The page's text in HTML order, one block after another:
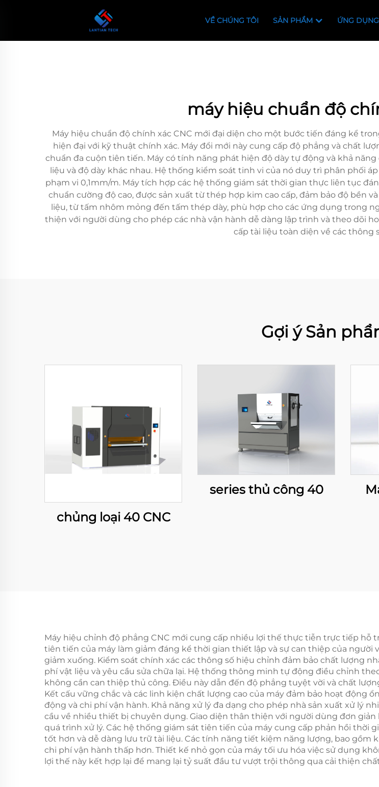
VỀ CHÚNG TÔI SẢN PHẨM ỨNG DỤNG
máy hiệu chuẩn độ
Máy hiệu chuẩn độ chính xác CNC mới đại diện cho một bước tiến đáng kể
hiện đại với kỹ thuật chính xác. Máy đổi mới này cung cấp độ phẳng và chất
chuẩn đa cuộn tiên tiến. Máy có tính năng phát hiện độ dày tự động và khả
liệu và độ dày khác nhau. Hệ thống kiểm soát tinh vi của nó duy trì phân phối
phạm vi 0,1mm/m. Máy tích hợp các hệ thống giám sát thời gian thực liên tục
chuẩn cường độ cao, được sản xuất từ thép hợp kim cao cấp, đảm bảo độ bền
liệu, từ tấm nhôm mỏng đến tấm thép dày, phù hợp cho các ứng dụng trong
thiện với người dùng cho phép các nhà vận hành dễ dàng lập trình và theo dõi
cấp tài liệu toàn diện về các thông
Gợi ý Sản
chủng loại 40 CNC
series thủ công 40
Máy hiệu chỉnh độ phẳng CNC mới cung cấp nhiều lợi thế thực tiễn trực tiếp hỗ
tiên tiến của máy làm giảm đáng kể thời gian thiết lập và sự can thiệp của người
giảm xuống. Kiểm soát chính xác các thông số hiệu chỉnh đảm bảo chất lượng
phí vật liệu và yêu cầu sửa chữa lại. Hệ thống thông minh tự động điều chỉnh
không cần can thiệp thủ công. Điều này dẫn đến độ phẳng tuyệt vời và chất
Kết cấu vững chắc và các linh kiện chất lượng cao của máy đảm bảo hoạt động
động và chi phí vận hành. Khả năng xử lý đa dạng cho phép nhà sản xuất xử lý
cầu về nhiều thiết bị chuyên dụng. Giao diện thân thiện với người dùng đơn giản
quá trình xử lý. Các hệ thống giám sát tiên tiến của máy cung cấp phản hồi thời
tốt hơn và dễ dàng lưu trữ tài liệu. Các tính năng tiết kiệm năng lượng, bao gồm
chi phí vận hành thấp hơn. Thiết kế nhỏ gọn của máy tối ưu hóa việc sử dụng
lợi thế này kết hợp lại để mang lại tỷ suất đầu tư vượt trội thông qua cải thiện